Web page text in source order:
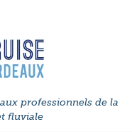
professionnels de la
fluviale